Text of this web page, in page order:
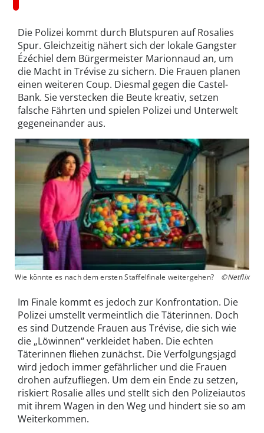
Die Polizei kommt durch Blutspuren auf Rosalies
Spur. Gleichzeitig nähert sich der lokale Gangster
Ézéchiel dem Bürgermeister Marionnaud an, um
die Macht in Trévise zu sichern. Die Frauen planen
einen weiteren Coup. Diesmal gegen die Castel-
Bank. Sie verstecken die Beute kreativ, setzen
falsche Fährten und spielen Polizei und Unterwelt
gegeneinander aus.
Wie könnte es nach dem ersten Staffelfinale weitergehen? ©Netflix
Im Finale kommt es jedoch zur Konfrontation. Die
Polizei umstellt vermeintlich die Täterinnen. Doch
es sind Dutzende Frauen aus Trévise, die sich wie
die „Löwinnen“ verkleidet haben. Die echten
Täterinnen fliehen zunächst. Die Verfolgungsjagd
wird jedoch immer gefährlicher und die Frauen
drohen aufzufliegen. Um dem ein Ende zu setzen,
riskiert Rosalie alles und stellt sich den Polizeiautos
mit ihrem Wagen in den Weg und hindert sie so am
Weiterkommen.